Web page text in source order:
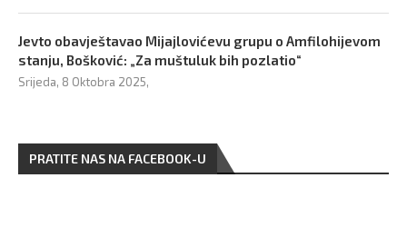
Jevto obavještavao Mijajlovićevu grupu o Amfilohijevom
stanju, Bošković: „Za muštuluk bih pozlatio“
Srijeda, 8 Oktobra 2025,
PRATITE NAS NA FACEBOOK-U